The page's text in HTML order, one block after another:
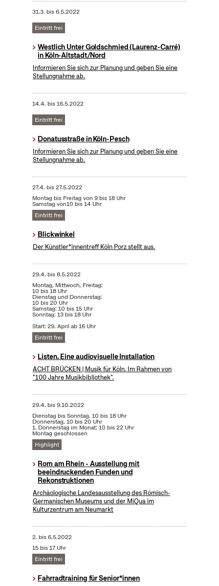
31.3. bis6.5.2022
Eintritt frei
Westlich Unter Goldschmied (Laurenz-Carré)
in Köln-Altstadt/Nord
Informieren Sie sich zur Planung und geben Sie eine
Stellungnahme ab.
14.4. bis16.5.2022
Eintritt frei
Donatusstraße in Köln-Pesch
Informieren Sie sich zur Planung und geben Sie eine
Stellungnahme ab.
27.4. bis27.5.2022
Montag bis Freitag von 9 bis 18 Uhr
Samstag von10 bis 14 Uhr
Eintritt frei
Blickwinkel
Der Künstler*innentreff Köln Porz stellt aus.
29.4. bis8.5.2022
Montag, Mittwoch, Freitag:
10 bis 18 Uhr
Dienstag und Donnerstag:
10 bis 20 Uhr
Samstag: 10 bis 15 Uhr
Sonntag: 13 bis 18 Uhr
Start: 29. April ab 16 Uhr
Eintritt frei
Listen. Eine audiovisuelle Installation
ACHT BRÜCKEN | Musik für Köln. Im Rahmen von
"100 Jahre Musikbibliothek".
29.4. bis9.10.2022
Dienstag bis Sonntag, 10 bis 18 Uhr
Donnerstag, 10 bis 20 Uhr
1. Donnerstag im Monat: 10 bis 22 Uhr
Montag geschlossen
Highlight
Rom am Rhein - Ausstellung mit
beeindruckenden Funden und
Rekonstruktionen
Archäologische Landesausstellung des Römisch-
Germanischen Museums und der MiQua im
Kulturzentrum am Neumarkt
2. bis6.5.2022
15 bis 17 Uhr
Eintritt frei
Fahrradtraining für Senior*innen